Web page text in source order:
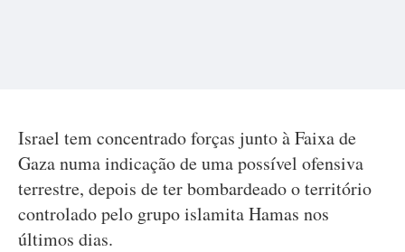
Israel tem concentrado forças junto à Faixa de
Gaza numa indicação de uma possível ofensiva
terrestre, depois de ter bombardeado o território
controlado pelo grupo islamita Hamas nos
últimos dias.